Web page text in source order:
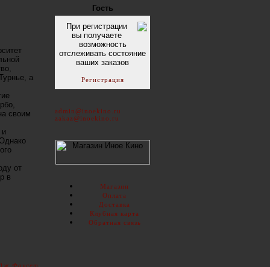
а
своим
от
в
Фоусет
Гость
При регистрации
вы получаете
возможность
отслеживать состояние
ваших заказов
Регистрация
admin@inoekino.ru
zakaz@inoekino.ru
Магазин
Оплата
Доставка
Клубная карта
Обратная связь